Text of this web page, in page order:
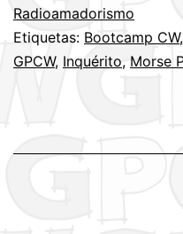
Radioamadorismo
Etiquetas: Bootcamp CW,
GPCW, Inquérito, Morse